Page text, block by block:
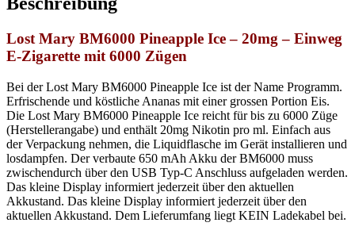
Lost Mary BM6000 Pineapple Ice – 20mg – Einweg
E-Zigarette mit 6000 Zügen
Bei derLost Mary BM6000 Pineapple Ice ist der Name Programm.
Erfrischende und köstliche Ananas mit einer grossen Portion Eis.
Die Lost Mary BM6000 Pineapple Ice reicht für bis zu 6000 Züge
(Herstellerangabe) und enthält 20mg Nikotin pro ml. Einfach aus
der Verpackung nehmen, die Liquidflasche im Gerät installieren und
losdampfen. Der verbaute 650 mAh Akku der BM6000 muss
zwischendurch über den USB Typ-C Anschluss aufgeladen werden.
Das kleine Display informiert jederzeit über den aktuellen
Akkustand. Das kleine Display informiert jederzeit über den
aktuellen Akkustand. Dem Lieferumfang liegt KEIN Ladekabel bei.